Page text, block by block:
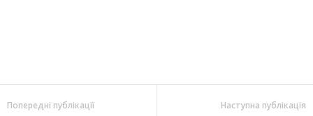
Попередні публікації Наступна публікація